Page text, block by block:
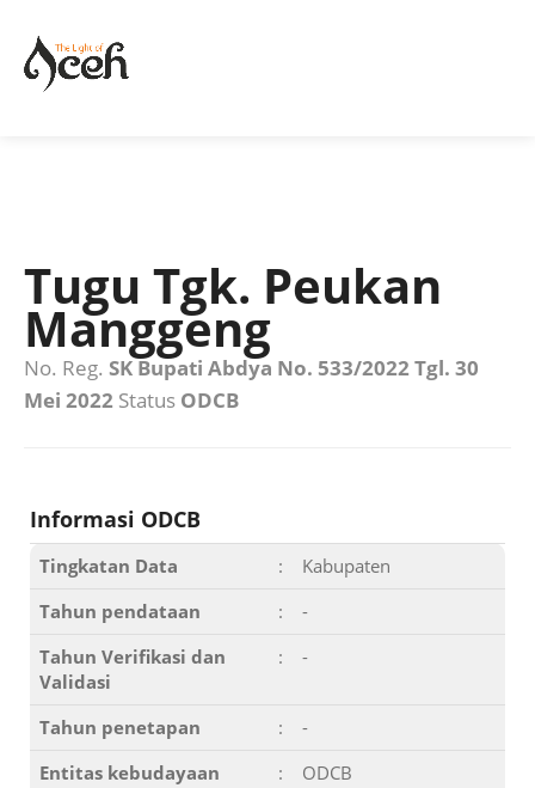
Tugu Tgk. Peukan
Manggeng
No. Reg. SK Bupati Abdya No. 533/2022 Tgl. 30
Mei 2022 Status ODCB
Informasi ODCB
Tingkatan Data :
Kabupaten
Tahun pendataan
:
-
Tahun Verifikasi dan
Validasi
: -
Tahun penetapan :
-
Entitas kebudayaan
:
ODCB